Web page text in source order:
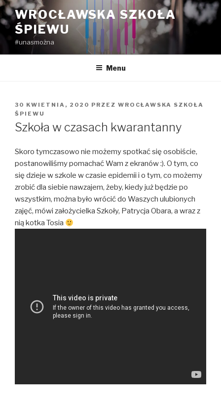
Przejdź
do
treści
WROCŁAWSKA SZKOŁA
ŚPIEWU
#unasmożna
Menu
OPUBLIKOWANE
W
30 KWIETNIA, 2020 PRZEZ WROCŁAWSKA SZKOŁA
ŚPIEWU
Szkoła w czasach kwarantanny
Skoro tymczasowo nie możemy spotkać się osobiście,
postanowiliśmy pomachać Wam z ekranów :). O tym, co
się dzieje w szkole w czasie epidemii i o tym, co możemy
zrobić dla siebie nawzajem, żeby, kiedy już będzie po
wszystkim, można było wrócić do Waszych ulubionych
zajęć, mówi założycielka Szkoły, Patrycja Obara, a wraz z
nią kotka Tosia